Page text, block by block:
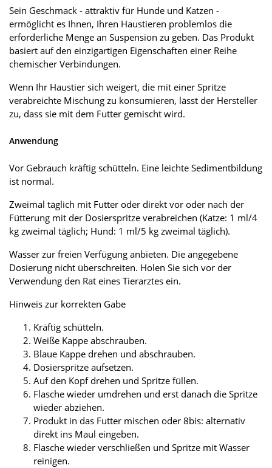
Sein Geschmack - attraktiv für Hunde und Katzen -
ermöglicht es Ihnen, Ihren Haustieren problemlos die
erforderliche Menge an Suspension zu geben. Das Produkt
basiert auf den einzigartigen Eigenschaften einer Reihe
chemischer Verbindungen.
Wenn Ihr Haustier sich weigert, die mit einer Spritze
verabreichte Mischung zu konsumieren, lässt der Hersteller
zu, dass sie mit dem Futter gemischt wird.
Anwendung
Vor Gebrauch kräftig schütteln. Eine leichte Sedimentbildung
ist normal.
Zweimal täglich mit Futter oder direkt vor oder nach der
Fütterung mit der Dosierspritze verabreichen (Katze: 1 ml/4
kg zweimal täglich; Hund: 1 ml/5 kg zweimal täglich).
Wasser zur freien Verfügung anbieten. Die angegebene
Dosierung nicht überschreiten. Holen Sie sich vor der
Verwendung den Rat eines Tierarztes ein.
Hinweis zur korrekten Gabe
Kräftig schütteln.
Weiße Kappe abschrauben.
Blaue Kappe drehen und abschrauben.
Dosierspritze aufsetzen.
Auf den Kopf drehen und Spritze füllen.
Flasche wieder umdrehen und erst danach die Spritze
wieder abziehen.
Produkt in das Futter mischen oder 8bis: alternativ
direkt ins Maul eingeben.
Flasche wieder verschließen und Spritze mit Wasser
reinigen.